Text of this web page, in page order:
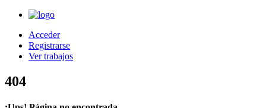
Acceder
Registrarse
Ver trabajos
404